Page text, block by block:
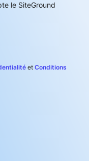
le SiteGround
et Conditions